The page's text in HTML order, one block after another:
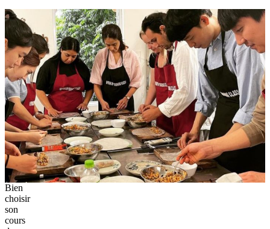
Bien
choisir
son
cours